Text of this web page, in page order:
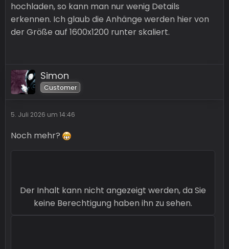
hochladen, so kann man nur wenig Details
erkennen. Ich glaub die Anhänge werden hier von
der Größe auf 1600x1200 runter skaliert.
Simon
Customer
5. Juli 2026 um 14:46
Noch mehr?
Der Inhalt kann nicht angezeigt werden, da Sie
keine Berechtigung haben ihn zu sehen.